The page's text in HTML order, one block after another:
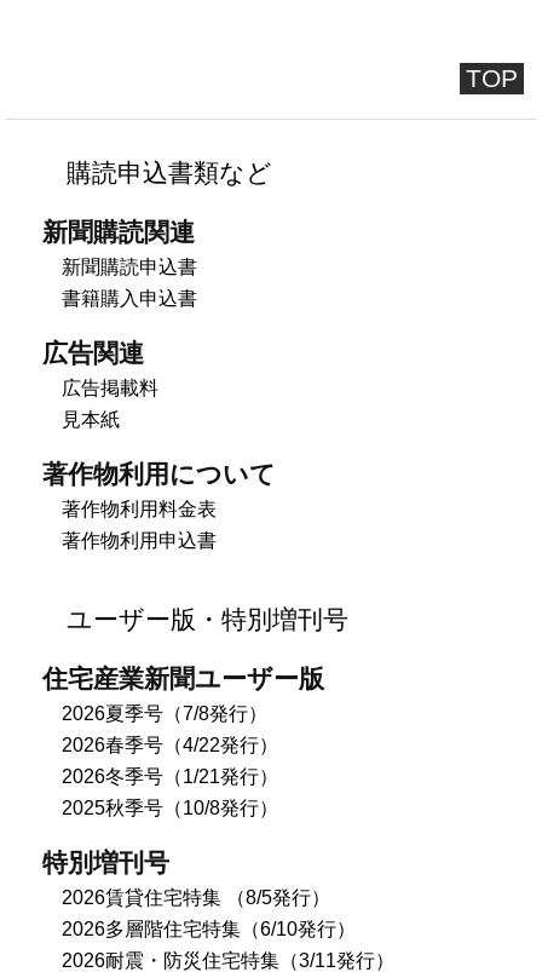
TOP
購読申込書類など
新聞購読関連
新聞購読申込書
書籍購入申込書
広告関連
広告掲載料
見本紙
著作物利用について
著作物利用料金表
著作物利用申込書
ユーザー版・特別増刊号
住宅産業新聞ユーザー版
2026夏季号（7/8発行）
2026春季号（4/22発行）
2026冬季号（1/21発行）
2025秋季号（10/8発行）
特別増刊号
2026賃貸住宅特集 （8/5発行）
2026多層階住宅特集（6/10発行）
2026耐震・防災住宅特集（3/11発行）